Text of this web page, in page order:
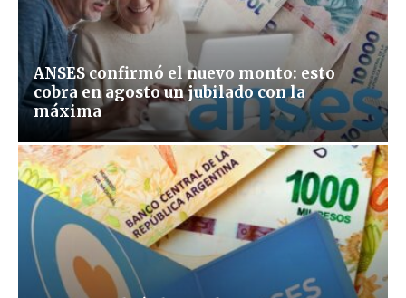
ANSES confirmó el nuevo monto: esto
cobra en agosto un jubilado con la
máxima